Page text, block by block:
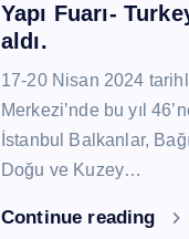
Yapı Fuarı-
aldı.
17-20 Nisan 2024
Merkezi’nde bu yıl
İstanbul Balkanlar,
Doğu ve Kuzey…
Continue reading